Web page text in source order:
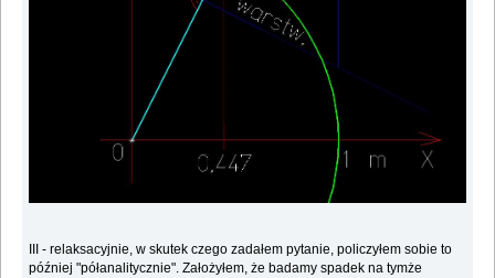
III - relaksacyjnie, w skutek czego zadałem pytanie, policzyłem sobie to
później "półanalitycznie". Założyłem, że badamy spadek na tymże